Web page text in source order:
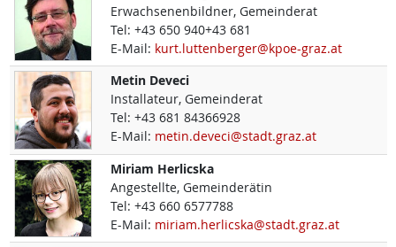
Erwachsenenbildner, Gemeinderat
Tel: +43 650 940+43 681
E-Mail: kurt.luttenberger@kpoe-graz.at
Metin Deveci
Installateur, Gemeinderat
Tel: +43 681 84366928
E-Mail: metin.deveci@stadt.graz.at
Miriam Herlicska
Angestellte, Gemeinderätin
Tel: +43 660 6577788
E-Mail: miriam.herlicska@stadt.graz.at